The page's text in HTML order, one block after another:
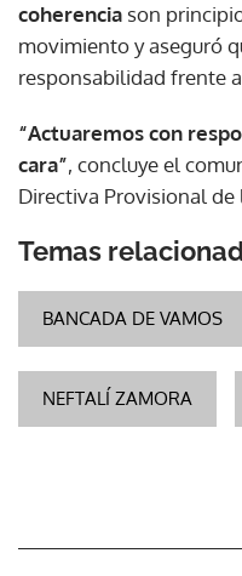
coherencia son
movimiento y aseguró
responsabilidad frente
“Actuaremos con
cara”, concluye el
Directiva Provisional de
Temas
BANCADA DE VAMOS
NEFTALÍ ZAMORA